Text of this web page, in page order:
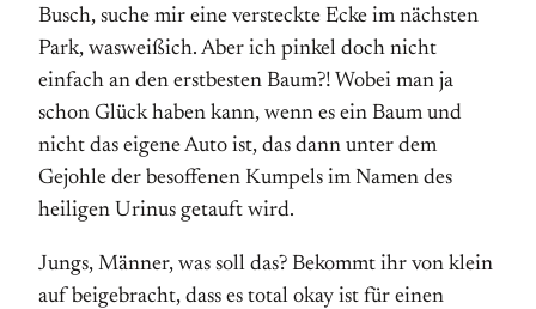
Busch, suche mir eine versteckte Ecke im nächsten
Park, wasweißich. Aber ich pinkel doch nicht
einfach an den erstbesten Baum?! Wobei man ja
schon Glück haben kann, wenn es ein Baum und
nicht das eigene Auto ist, das dann unter dem
Gejohle der besoffenen Kumpels im Namen des
heiligen Urinus getauft wird.
Jungs, Männer, was soll das? Bekommt ihr von klein
auf beigebracht, dass es total okay ist für einen